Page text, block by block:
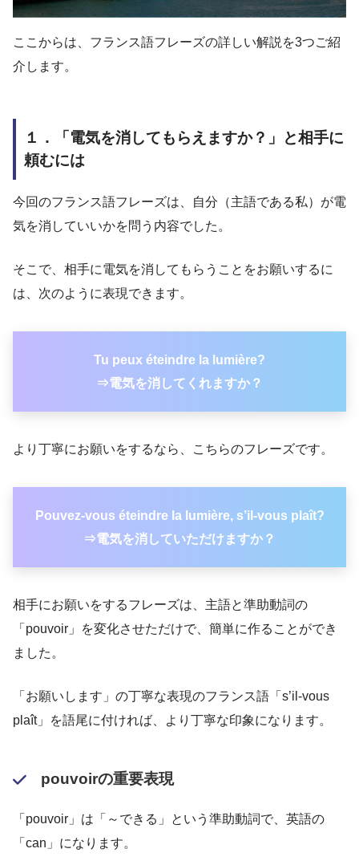
ここからは、フランス語フレーズの詳しい解説を3つご紹
介します。
１．「電気を消してもらえますか？」と相手に
頼むには
今回のフランス語フレーズは、自分（主語である私）が電
気を消していいかを問う内容でした。
そこで、相手に電気を消してもらうことをお願いするに
は、次のように表現できます。
Tu peux éteindre la lumière?
⇒電気を消してくれますか？
より丁寧にお願いをするなら、こちらのフレーズです。
Pouvez-vous éteindre la lumière, s’il-vous plaît?
⇒電気を消していただけますか？
相手にお願いをするフレーズは、主語と準助動詞の
「pouvoir」を変化させただけで、簡単に作ることができ
ました。
「お願いします」の丁寧な表現のフランス語「s’il-vous
plaît」を語尾に付ければ、より丁寧な印象になります。
pouvoirの重要表現
「pouvoir」は「～できる」という準助動詞で、英語の
「can」になります。